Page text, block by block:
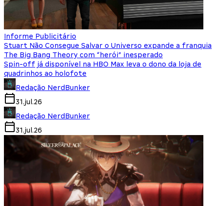
Informe Publicitário
Stuart Não Consegue Salvar o Universo expande a franquia
The Big Bang Theory com “herói” inesperado
Spin-off já disponível na HBO Max leva o dono da loja de
quadrinhos ao holofote
Redação NerdBunker
31.jul.26
Redação NerdBunker
31.jul.26